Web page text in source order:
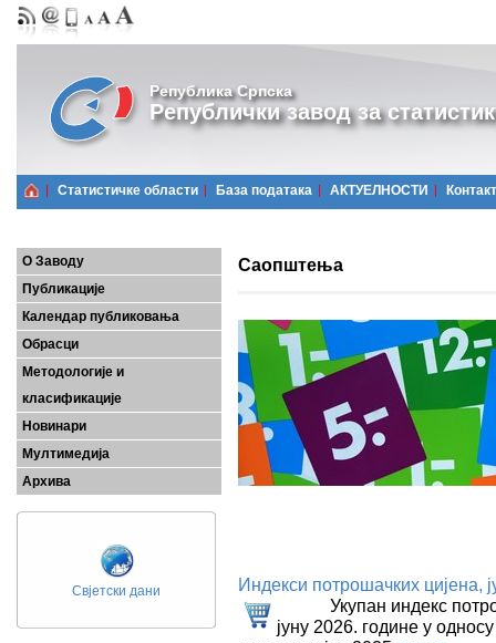
Република Српска
Републички завод за
Статистичке области Базa података АКТУЕЛНОСТИ Контакт
О Заводу
Публикације
Календар публиковања
Обрасци
Методологије и
класификације
Новинари
Мултимедија
Архива
Свјетски дани
Саопштења
Индекси потрошачких цијена,
Укупан индекс
јуну 2026. године у